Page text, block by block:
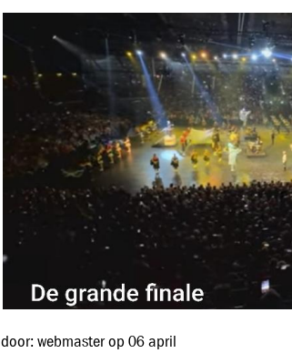
door: webmaster op 06 april